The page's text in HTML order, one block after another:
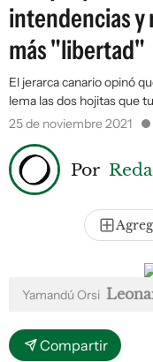
intendencias y
más "libertad"
El jerarca canario opinó
lema las dos hojitas que
25 de noviembre 2021
Por
Yamandú Orsi
Compartir